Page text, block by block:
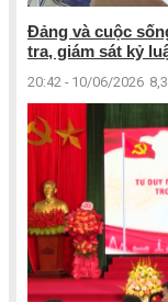
Đảng và cuộc
tra, giám sát kỷ
20:42 - 10/06/2026